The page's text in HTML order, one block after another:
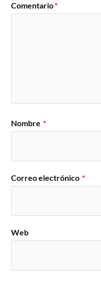
Comentario*
Nombre *
Correo electrónico *
Web